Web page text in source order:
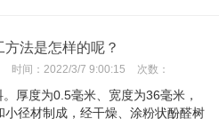
法是怎样的呢？
时间： 2022/3/7 9:00:15 次数：
度为0.5毫米、宽度为36毫米，
径材制成，经干燥、涂粉状酚醛树